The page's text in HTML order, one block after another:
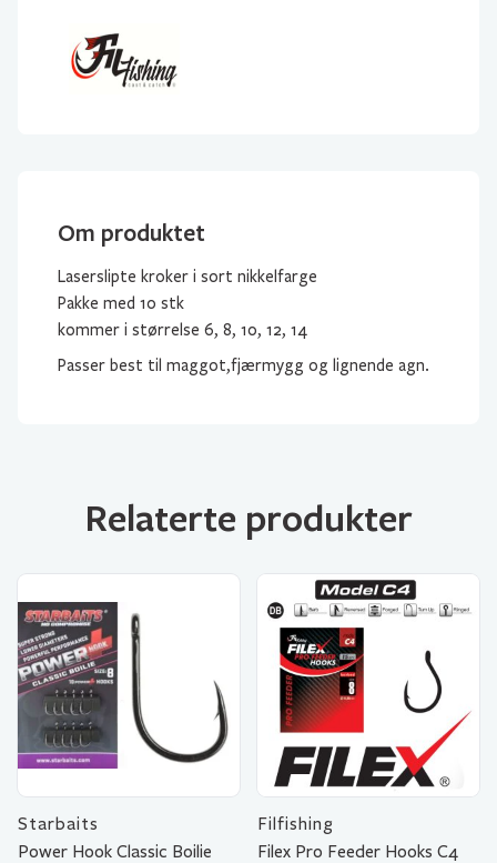
Om produktet
Laserslipte kroker i sort nikkelfarge
Pakke med 10 stk
kommer i størrelse 6, 8, 10, 12, 14
Passer best til maggot,fjærmygg og lignende agn.
Relaterte produkter
Starbaits
Power Hook Classic Boilie
Filfishing
Filex Pro Feeder Hooks C4